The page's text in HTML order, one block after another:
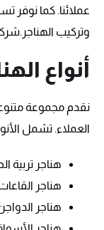
عملائنا. كما نوفر
وتركيب
أنواع
نقدم مجموعة
العملاء. تشمل
هناجر تربية
هناجر
هناجر